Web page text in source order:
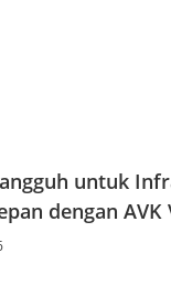
untuk
dengan AVK